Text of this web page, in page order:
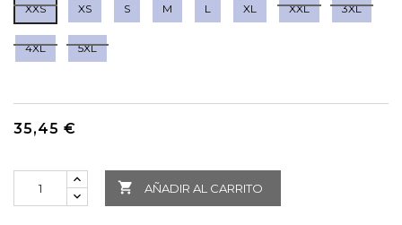
XXS XS S M L XL XXL 3XL
4XL 5XL
35,45 €
 AÑADIR AL CARRITO